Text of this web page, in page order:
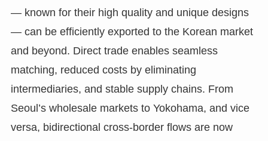
— known for their high quality and unique designs
— can be efficiently exported to the Korean market
and beyond. Direct trade enables seamless
matching, reduced costs by eliminating
intermediaries, and stable supply chains. From
Seoul’s wholesale markets to Yokohama, and vice
versa, bidirectional cross-border flows are now